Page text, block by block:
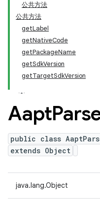
公共方法
公共方法
getLabel
getNativeCode
getPackageName
getSdkVersion
getTargetSdkVersion
Aapt
public class
extends Object
java.lang.Object